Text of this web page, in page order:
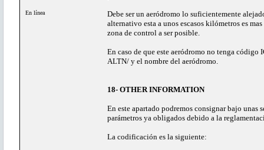
En línea
Debe ser un aeródromo lo suficientemente
alternativo esta a unos escasos kilómetros es
zona de control a ser posible.
En caso de que este aeródromo no tenga
ALTN/ y el nombre del aeródromo.
18- OTHER INFORMATION
En este apartado podremos consignar bajo
parámetros ya obligados debido a la
La codificación es la siguiente: